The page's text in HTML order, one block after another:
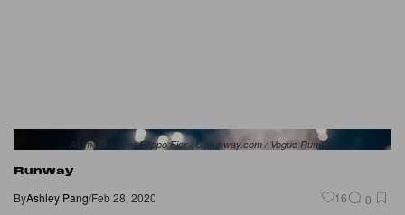
All images from Filippo Fior / Gorunway.com / Vogue Runway
Runway
ByAshley Pang/Feb 28, 2020 16 0